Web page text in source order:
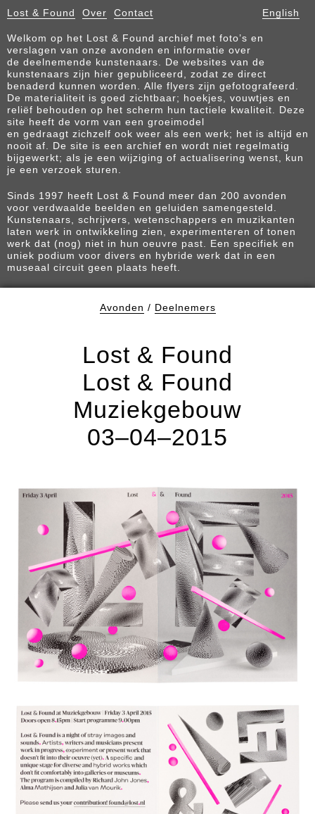
Lost & Found Over Contact English
Welkom op het Lost & Found archief met foto’s en
verslagen van onze avonden en informatie over
de deelnemende kunstenaars. De websites van de
kunstenaars zijn hier gepubliceerd, zodat ze direct
benaderd kunnen worden. Alle flyers zijn gefotografeerd.
De materialiteit is goed zichtbaar; hoekjes, vouwtjes en
reliëf behouden op het scherm hun tactiele kwaliteit. Deze
site heeft de vorm van een groeimodel
en gedraagt zichzelf ook weer als een werk; het is altijd en
nooit af. De site is een archief en wordt niet regelmatig
bijgewerkt; als je een wijziging of actualisering wenst, kun
je een verzoek sturen.
Sinds 1997 heeft Lost & Found meer dan 200 avonden
voor verdwaalde beelden en geluiden samengesteld.
Kunstenaars, schrijvers, wetenschappers en muzikanten
laten werk in ontwikkeling zien, experimenteren of tonen
werk dat (nog) niet in hun oeuvre past. Een specifiek en
uniek podium voor divers en hybride werk dat in een
museaal circuit geen plaats heeft.
Avonden / Deelnemers
Lost & Found
Lost & Found
Muziekgebouw
03–04–2015